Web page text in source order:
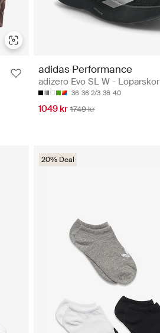
adidas Performance
adizero Evo SL W - Löparskor
36 36 2/3 38 40
1049 kr 1749 kr
20% Deal